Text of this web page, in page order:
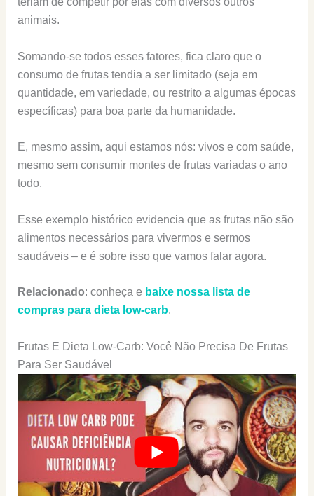
animais.
Somando-se todos esses fatores, fica claro que o
consumo de frutas tendia a ser limitado (seja em
quantidade, em variedade, ou restrito a algumas épocas
específicas) para boa parte da humanidade.
E, mesmo assim, aqui estamos nós: vivos e com saúde,
mesmo sem consumir montes de frutas variadas o ano
todo.
Esse exemplo histórico evidencia que as frutas não são
alimentos necessários para vivermos e sermos
saudáveis – e é sobre isso que vamos falar agora.
Relacionado: conheça e baixe nossa lista de
compras para dieta low-carb.
Frutas E Dieta Low-Carb: Você Não Precisa De Frutas
Para Ser Saudável